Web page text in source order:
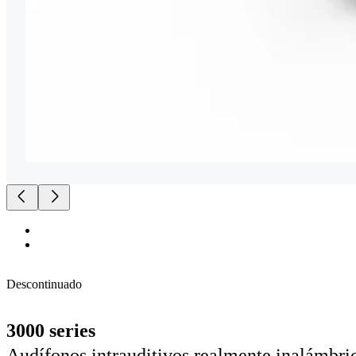
Descontinuado
3000 series